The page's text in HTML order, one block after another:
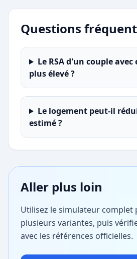
Questions
Le RSA d'un couple
plus élevé ?
Le logement peut-il
estimé ?
Aller plus loin
Utilisez le simulateur
plusieurs variantes, puis
avec les références officielles.